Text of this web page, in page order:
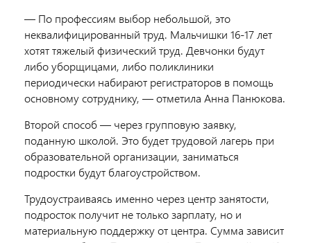
— По профессиям выбор небольшой, это
неквалифицированный труд. Мальчишки 16-17 лет
хотят тяжелый физический труд. Девчонки будут
либо уборщицами, либо поликлиники
периодически набирают регистраторов в помощь
основному сотруднику, — отметила Анна Панюкова.
Второй способ — через групповую заявку,
поданную школой. Это будет трудовой лагерь при
образовательной организации, заниматься
подростки будут благоустройством.
Трудоустраиваясь именно через центр занятости,
подросток получит не только зарплату, но и
материальную поддержку от центра. Сумма зависит